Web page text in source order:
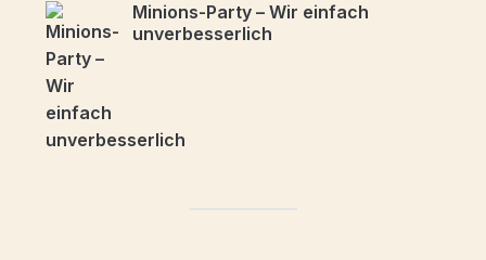
Minions-Party – Wir einfach
unverbesserlich